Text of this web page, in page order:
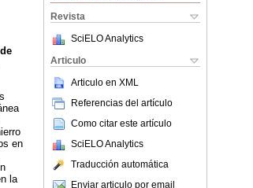
Revista
SciELO Analytics
Articulo
Articulo en XML
Referencias del artículo
Como citar este artículo
SciELO Analytics
Traducción automática
Enviar articulo por email
en
la